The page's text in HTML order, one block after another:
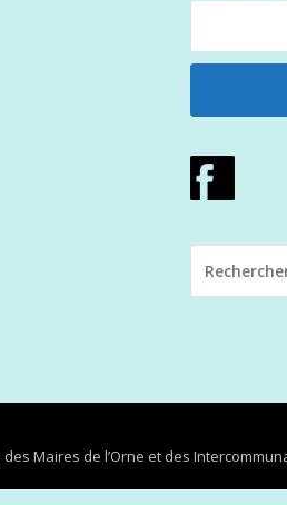
POUR
:
Maires de l’Orne et des